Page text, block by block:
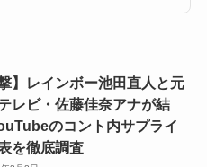
撃】レインボー池田直人と元
レビ・佐藤佳奈アナが結
のコント内サプライ
を徹底調査